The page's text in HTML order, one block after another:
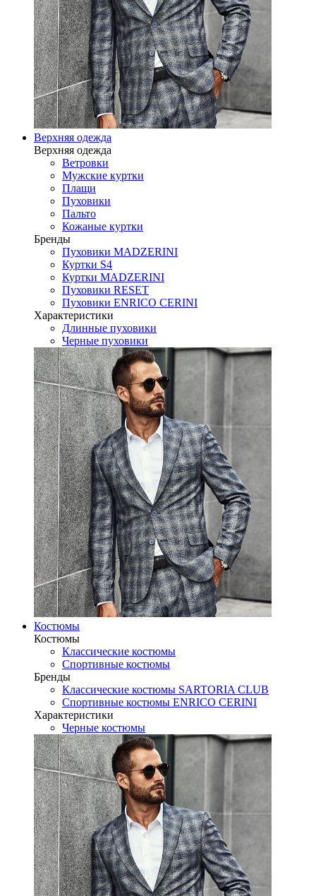
Верхняя одежда
Верхняя одежда
Ветровки
Мужские куртки
Плащи
Пуховики
Пальто
Кожаные куртки
Бренды
Пуховики MADZERINI
Куртки S4
Куртки MADZERINI
Пуховики RESET
Пуховики ENRICO CERINI
Характеристики
Длинные пуховики
Черные пуховики
Костюмы
Костюмы
Классические костюмы
Спортивные костюмы
Бренды
Классические костюмы SARTORIA CLUB
Спортивные костюмы ENRICO CERINI
Характеристики
Черные костюмы